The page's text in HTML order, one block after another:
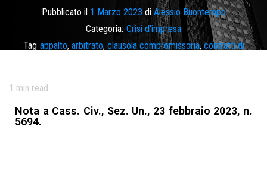
Pubblicato il 1 Marzo 2023 diAlessio Buontempo
Categoria: Crisi d'impresa
Tag appalto, arbitrato, clausola compromissoria, contratti di
1 min read
Nota a Cass. Civ., Sez. Un., 23 febbraio 2023, n.
5694.